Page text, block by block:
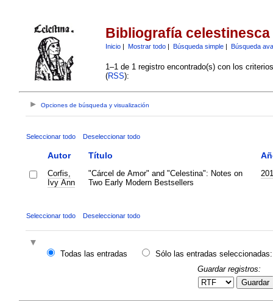
Bibliografía celestinesca
Inicio| Mostrar todo| Búsqueda simple| Búsqueda
1–1 de 1 registro encontrado(s) con los
(RSS):
Opciones de búsqueda y visualización
Seleccionar todo Deseleccionar todo
Autor Título
Corfis,
Ivy Ann
"Cárcel de Amor" and "Celestina": Notes on
Two Early Modern Bestsellers
Seleccionar todo Deseleccionar todo
Todas las entradas
Sólo las entradas seleccionadas:
Guardar registros:
Guardar